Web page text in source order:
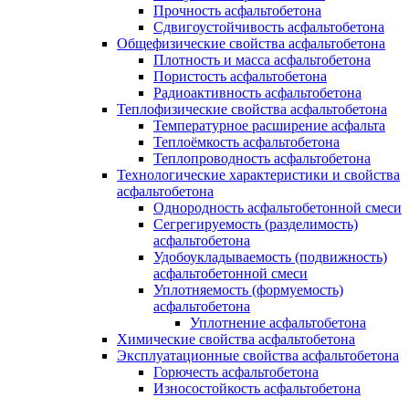
Прочность асфальтобетона
Сдвигоустойчивость асфальтобетона
Общефизические свойства асфальтобетона
Плотность и масса асфальтобетона
Пористость асфальтобетона
Радиоактивность асфальтобетона
Теплофизические свойства асфальтобетона
Температурное расширение асфальта
Теплоёмкость асфальтобетона
Теплопроводность асфальтобетона
Технологические характеристики и свойства
асфальтобетона
Однородность асфальтобетонной смеси
Сегрегируемость (разделимость)
асфальтобетона
Удобоукладываемость (подвижность)
асфальтобетонной смеси
Уплотняемость (формуемость)
асфальтобетона
Уплотнение асфальтобетона
Химические свойства асфальтобетона
Эксплуатационные свойства асфальтобетона
Горючесть асфальтобетона
Износостойкость асфальтобетона